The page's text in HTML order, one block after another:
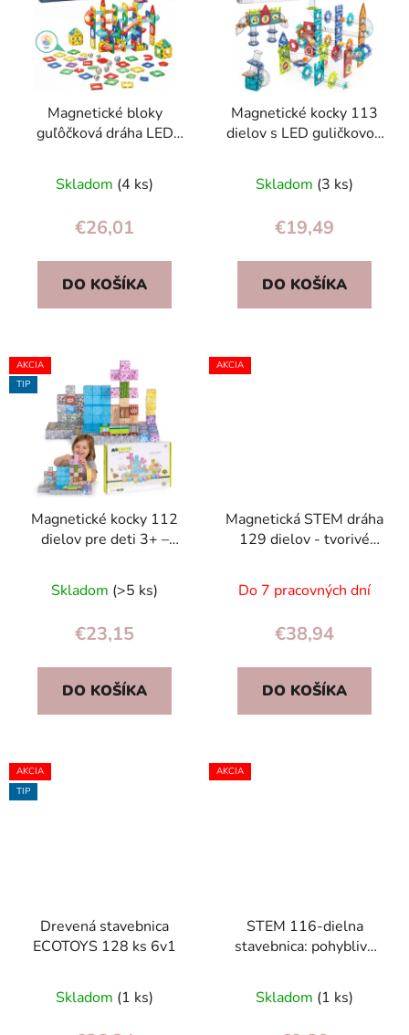
Magnetické bloky
guľôčková dráha LED
culodrome 105 prvkov
Skladom (4 ks)
€26,01
DO KOŠÍKA
Magnetické kocky 113
dielov s LED guličkovou
pre deti 3+
Skladom (3 ks)
€19,49
DO KOŠÍKA
AKCIA
TIP
Magnetické kocky 112
dielov pre deti 3+ –
stavebnica
Skladom (>5 ks)
€23,15
DO KOŠÍKA
AKCIA
Magnetická STEM dráha
129 dielov - tvorivé
autíčkami pre deti
Do 7 pracovných dní
€38,94
DO KOŠÍKA
AKCIA
TIP
Drevená stavebnica
ECOTOYS 128 ks 6v1
Skladom (1 ks)
AKCIA
STEM 116-dielna
stavebnica: pohyblivé
dobíjacím USB
motorom pre deti
Skladom (1 ks)